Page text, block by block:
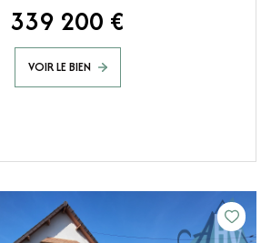
339 200 €
VOIR LE BIEN